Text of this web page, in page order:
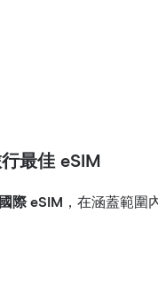
最佳 eSIM
際 eSIM ，在涵蓋範圍